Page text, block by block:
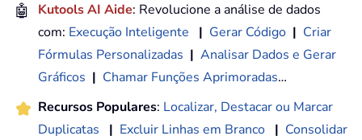
🤖 Kutools AI Aide: Revolucione a análise de dados
com: Execução Inteligente | Gerar Código | Criar
Fórmulas Personalizadas | Analisar Dados e Gerar
Gráficos | Chamar Funções Aprimoradas…
Recursos Populares: Localizar, Destacar ou Marcar
Duplicatas
| Excluir Linhas em Branco | Consolidar